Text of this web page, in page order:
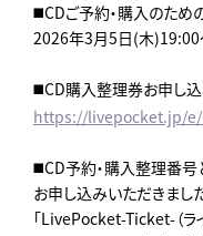
◼️CDご予約・購入のため
2026年3月5日(木
◼️CD購入整理券お申し
https://livepocket.jp/
◼️CD予約・購入整理番
お申し込みいただきまし
「LivePocket-Ticket-（ラ